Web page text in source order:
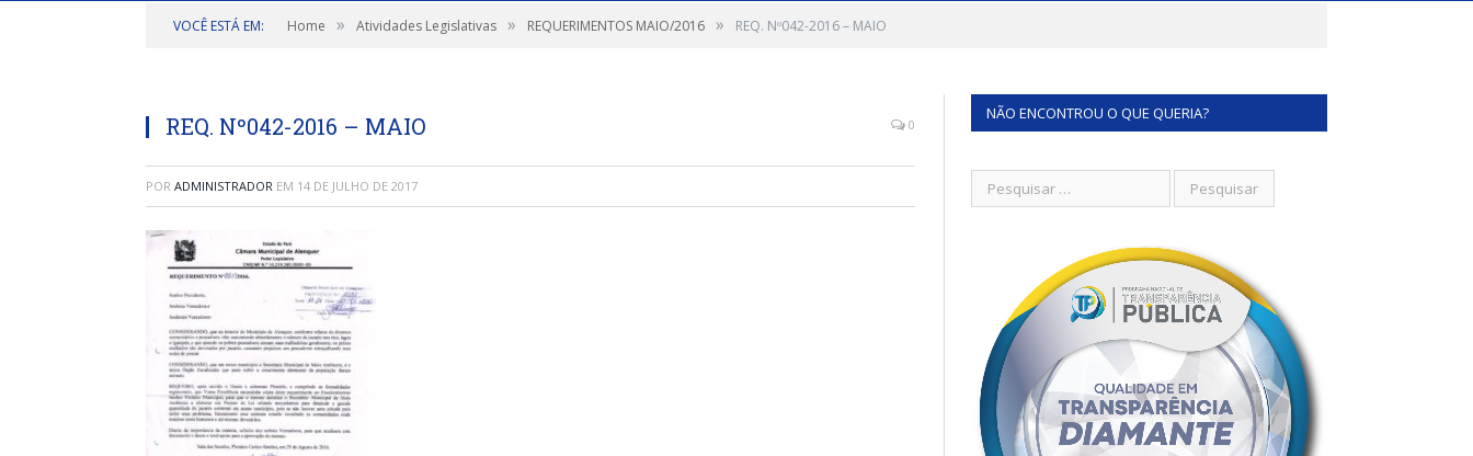
VOCÊ ESTÁ EM: Home » Atividades Legislativas » REQUERIMENTOS MAIO/2016 » REQ. Nº042-2016 – MAIO
REQ. Nº042-2016 – MAIO 0
POR ADMINISTRADOR EM 14 DE JULHO DE 2017
NÃO ENCONTROU O QUE QUERIA?